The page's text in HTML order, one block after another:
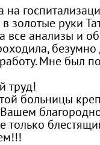
золотые руки
все анализы и
Мне был
труд!
больницы
только